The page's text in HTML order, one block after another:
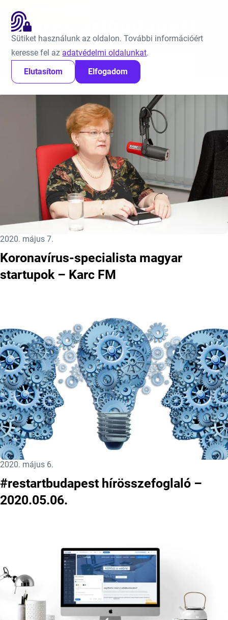
Sütiket használunk az oldalon. További információért
keresse fel az adatvédelmi oldalunkat.
Elutasítom
Elfogadom
Ugrás a tartalomra
#restartbudapest
Keresés:
Kezdőlap Jó gyakorlatok #restartbudapest
Közzétéve:
2020. május 7.
Koronavírus-specialista magyar
startupok – Karc FM
Közzétéve:
2020. május 6.
#restartbudapest hírösszefoglaló –
2020.05.06.